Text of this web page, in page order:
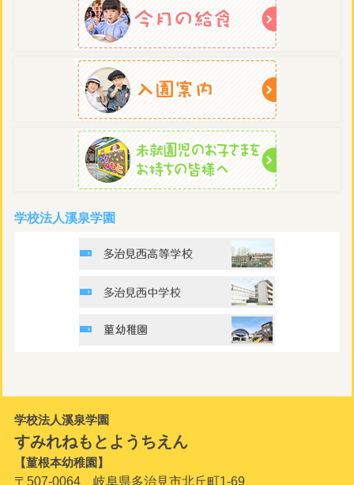
学校法人溪泉学園
学校法人溪泉学園
すみれねもとようちえん
【菫根本幼稚園】
〒507-0064 岐阜県多治見市北丘町1-69